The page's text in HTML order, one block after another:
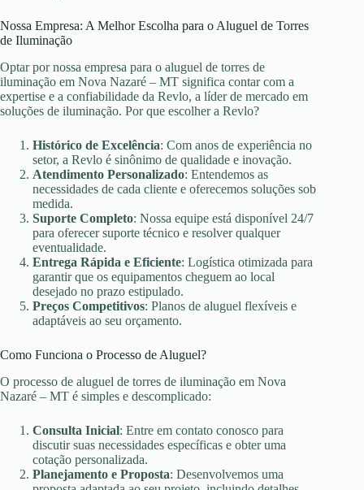
Nossa Empresa: A Melhor Escolha para o Aluguel de Torres
de Iluminação
Optar por nossa empresa para o aluguel de torres de
iluminação em Nova Nazaré – MT significa contar com a
expertise e a confiabilidade da Revlo, a líder de mercado em
soluções de iluminação. Por que escolher a Revlo?
Histórico de Excelência: Com anos de experiência no
setor, a Revlo é sinônimo de qualidade e inovação.
Atendimento Personalizado: Entendemos as
necessidades de cada cliente e oferecemos soluções sob
medida.
Suporte Completo: Nossa equipe está disponível 24/7
para oferecer suporte técnico e resolver qualquer
eventualidade.
Entrega Rápida e Eficiente: Logística otimizada para
garantir que os equipamentos cheguem ao local
desejado no prazo estipulado.
Preços Competitivos: Planos de aluguel flexíveis e
adaptáveis ao seu orçamento.
Como Funciona o Processo de Aluguel?
O processo de aluguel de torres de iluminação em Nova
Nazaré – MT é simples e descomplicado:
Consulta Inicial: Entre em contato conosco para
discutir suas necessidades específicas e obter uma
cotação personalizada.
Planejamento e Proposta: Desenvolvemos uma